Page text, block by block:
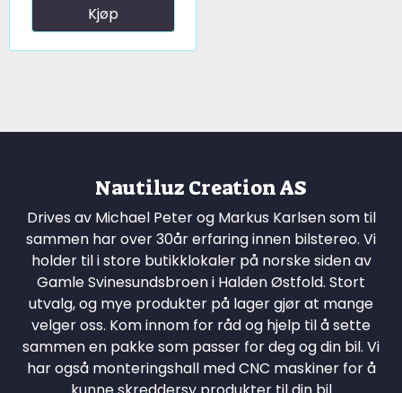
Kjøp
Nautiluz Creation AS
Drives av Michael Peter og Markus Karlsen som til
sammen har over 30år erfaring innen bilstereo. Vi
holder til i store butikklokaler på norske siden av
Gamle Svinesundsbroen i Halden Østfold. Stort
utvalg, og mye produkter på lager gjør at mange
velger oss. Kom innom for råd og hjelp til å sette
sammen en pakke som passer for deg og din bil. Vi
har også monteringshall med CNC maskiner for å